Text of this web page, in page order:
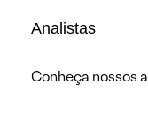
Analistas
Conheça nossos